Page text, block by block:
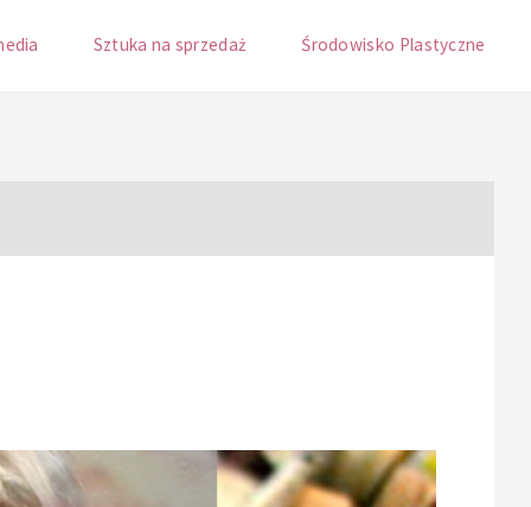
Sztuka na sprzedaż Środowisko Plastyczne